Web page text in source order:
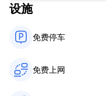
不提供早餐
一般的：
接待时间 14:00 至 22:00
入住的最低年龄为 18 岁
设施
免费停车
免费上网